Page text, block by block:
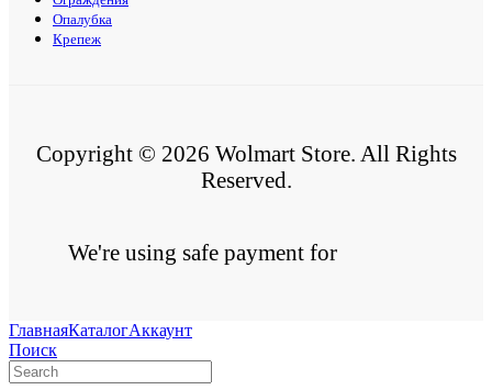
Опалубка
Крепеж
Copyright © 2026 Wolmart Store. All Rights
Reserved.
We're using safe payment for
ГлавнаяКаталогАккаунт
Поиск